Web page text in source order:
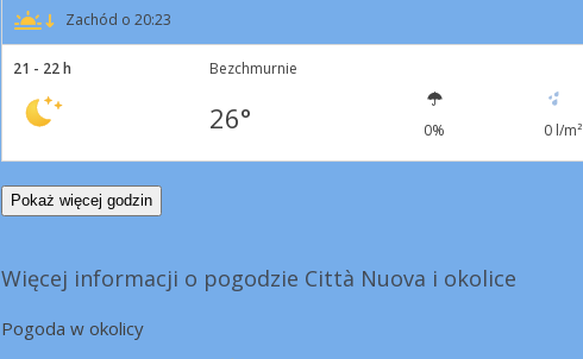
Zachód o 20:23
21 - 22 h Bezchmurnie
26° 0% 0 l/m²
Pokaż więcej godzin
Więcej informacji o pogodzie Città Nuova i okolice
Pogoda w okolicy